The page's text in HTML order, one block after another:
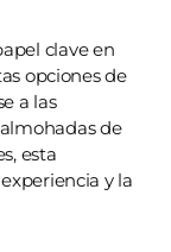
clave en
opciones de
a las
de
esta
y la